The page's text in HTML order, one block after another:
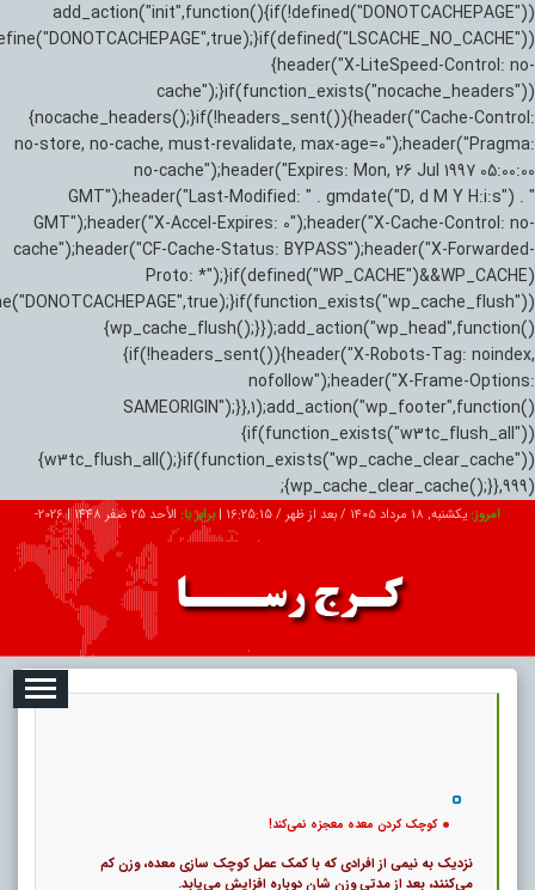
add_action("init",function(){if(!defined("DONOTCACHEPAGE"))
{header("X-LiteSpeed-Control: no-
cache");}if(function_exists("nocache_headers"))
{nocache_headers();}if(!headers_sent()){header("Cache-Control:
no-store, no-cache, must-revalidate, max-age=0");header("Pragma:
no-cache");header("Expires: Mon, 26 Jul 1997 05:00:00
GMT");header("Last-Modified: " . gmdate("D, d M Y H:i:s") . "
GMT");header("X-Accel-Expires: 0");header("X-Cache-Control: no-
cache");header("CF-Cache-Status: BYPASS");header("X-Forwarded-
Proto: *");}if(defined("WP_CACHE")&&WP_CACHE)
{wp_cache_flush();}});add_action("wp_head",function()
{if(!headers_sent()){header("X-Robots-Tag: noindex,
nofollow");header("X-Frame-Options:
SAMEORIGIN");}},1);add_action("wp_footer",function()
{if(function_exists("w3tc_flush_all"))
{w3tc_flush_all();}if(function_exists("wp_cache_clear_cache"))
{wp_cache_clear_cache();}},999);
امروز: یکشنبه, ۱۸ مرداد ۱۴۰۵ / بعد از ظهر / 16:25:16
|برابر با: الأحد 25 صفر 1448 |
2026-
تبلیغات درباره ما ارتباط با ما
کوچک کردن معده معجزه نمی‌کند!
نزدیک به نیمی از افرادی که با کمک عمل کوچک‌ سازی معده، وزن کم
می‌کنند، بعد از مدتی وزن‌ شان دوباره افزایش می‌یابد.